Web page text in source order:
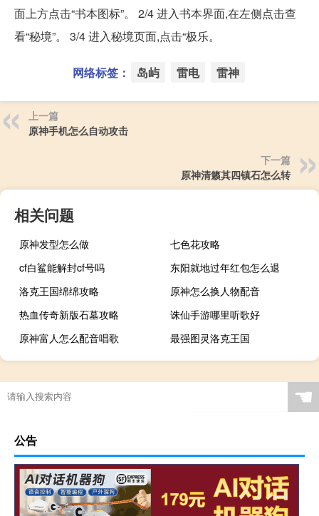
面上方点击“书本图标”。 2/4 进入书本界面,在左侧点击查
看“秘境”。 3/4 进入秘境页面,点击“极乐。
网络标签： 岛屿 雷电 雷神
上一篇
原神手机怎么自动攻击
下一篇
原神清籁其四镇石怎么转
相关问题
原神发型怎么做
七色花攻略
cf白鲨能解封cf号吗
东阳就地过年红包怎么退
洛克王国绵绵攻略
原神怎么换人物配音
热血传奇新版石墓攻略
诛仙手游哪里听歌好
原神富人怎么配音唱歌
最强图灵洛克王国
☚
公告